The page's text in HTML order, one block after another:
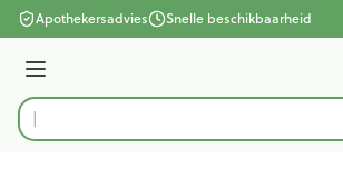
Ga naar de inhoud
Apothekersadvies Snelle beschikbaarheid
Menu
Product, merk, categorie...